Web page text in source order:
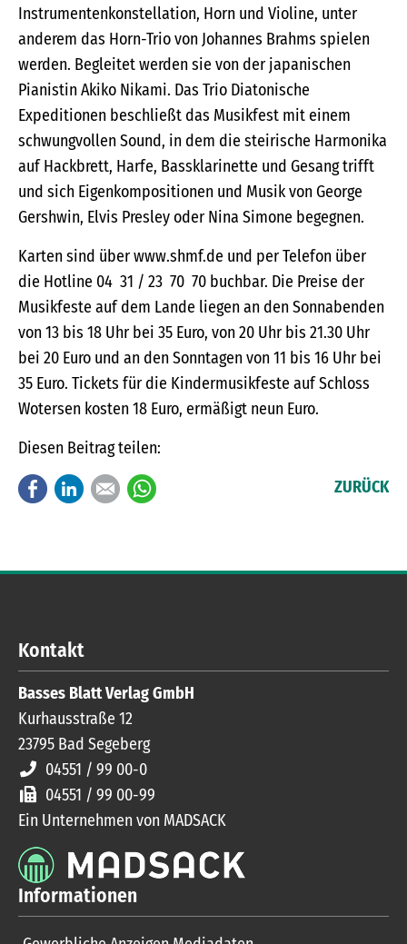
Instrumentenkonstellation, Horn und Violine, unter
anderem das Horn-Trio von Johannes Brahms spielen
werden. Begleitet werden sie von der japanischen
Pianistin Akiko Nikami. Das Trio Diatonische
Expeditionen beschließt das Musikfest mit einem
schwungvollen Sound, in dem die steirische Harmonika
auf Hackbrett, Harfe, Bassklarinette und Gesang trifft
und sich Eigenkompositionen und Musik von George
Gershwin, Elvis Presley oder Nina Simone begegnen.
Karten sind über www.shmf.de und per Telefon über
die Hotline 04 31 / 23 70 70 buchbar. Die Preise der
Musikfeste auf dem Lande liegen an den Sonnabenden
von 13 bis 18 Uhr bei 35 Euro, von 20 Uhr bis 21.30 Uhr
bei 20 Euro und an den Sonntagen von 11 bis 16 Uhr bei
35 Euro. Tickets für die Kindermusikfeste auf Schloss
Wotersen kosten 18 Euro, ermäßigt neun Euro.
Diesen Beitrag teilen:
FacebookLinkedInE-mail ZURÜCK
Kontakt
Basses Blatt Verlag GmbH
Kurhausstraße 12
23795 Bad Segeberg
04551 / 99 00-0
04551 / 99 00-99
Ein Unternehmen von MADSACK
Informationen